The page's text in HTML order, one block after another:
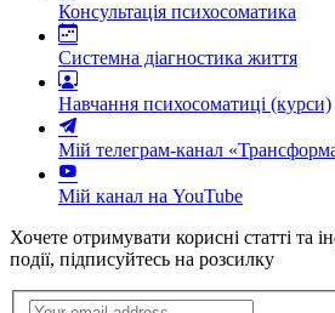
Консультація психосоматика
Системна діагностика життя
Навчання психосоматиці (курси)
Мій телеграм-канал
Мій канал на YouTube
Хочете отримувати корисні статті та
події, підписуйтесь на розсилку
Підписка